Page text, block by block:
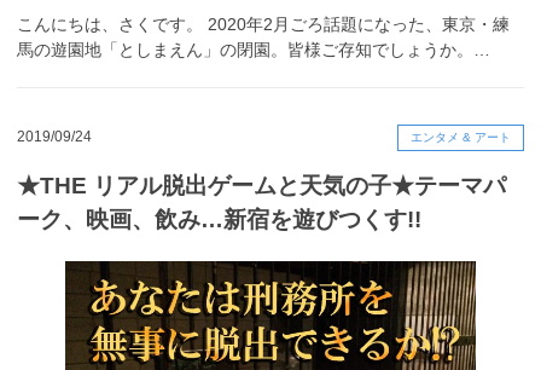
こんにちは、さくです。 2020年2月ごろ話題になった、東京・練
馬の遊園地「としまえん」の閉園。皆様ご存知でしょうか。…
2019/09/24 エンタメ & アート
★THE リアル脱出ゲームと天気の子★テーマパ
ーク、映画、飲み…新宿を遊びつくす!!